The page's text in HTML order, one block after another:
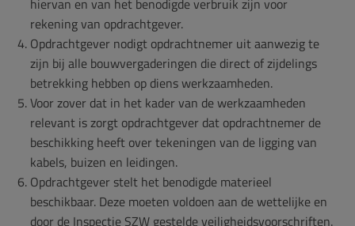
hiervan en van het benodigde verbruik zijn voor
rekening van opdrachtgever.
Opdrachtgever nodigt opdrachtnemer uit aanwezig te
zijn bij alle bouwvergaderingen die direct of zijdelings
betrekking hebben op diens werkzaamheden.
Voor zover dat in het kader van de werkzaamheden
relevant is zorgt opdrachtgever dat opdrachtnemer de
beschikking heeft over tekeningen van de ligging van
kabels, buizen en leidingen.
Opdrachtgever stelt het benodigde materieel
beschikbaar. Deze moeten voldoen aan de wettelijke en
door de Inspectie SZW gestelde veiligheidsvoorschriften.